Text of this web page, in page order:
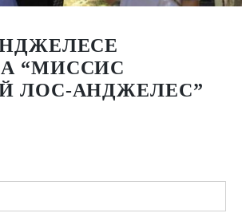
“МИССИС
ЛОС-АНДЖЕЛЕС”